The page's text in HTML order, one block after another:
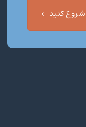
شروع کنید